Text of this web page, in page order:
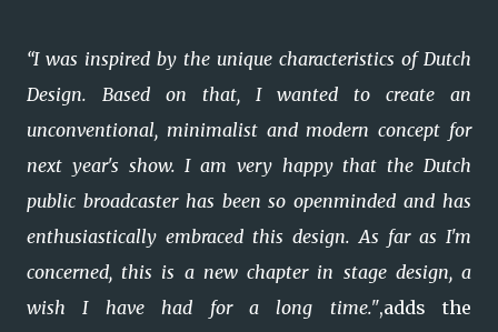
“I was inspired by the unique characteristics of Dutch
Design. Based on that, I wanted to create an
unconventional, minimalist and modern concept for
next year's show. I am very happy that the Dutch
public broadcaster has been so openminded and has
enthusiastically embraced this design. As far as I'm
concerned, this is a new chapter in stage design, a
wish I have had for a long time.",adds the